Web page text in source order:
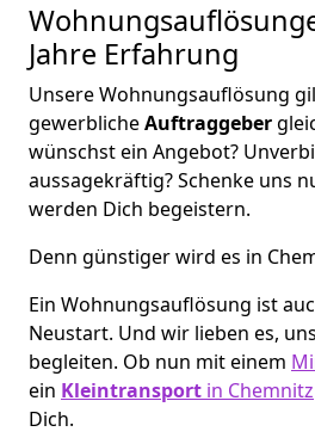
Jahre Erfahrung
Unsere Wohnungsauflösung
gewerblicheAuftraggeber
wünschst ein Angebot?
aussagekräftig? Schenke uns
werden Dich begeistern.
Denn günstiger wird es in
Ein Wohnungsauflösung ist
Neustart. Und wir lieben es,
begleiten. Ob nun mit einem
ein Kleintransport in Chemnitz
Dich.